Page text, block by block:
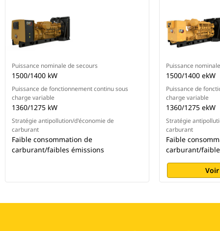
Puissance nominale de secours
1500/1400 kW
Puissance de fonctionnement continu sous
charge variable
1360/1275 kW
Stratégie antipollution/d'économie de
carburant
Faible consommation de
carburant/faibles émissions
Puissance
1500/1400 ekW
Puissance de
charge variable
1360/1275 ekW
Stratégie
carburant
Faible
carburant/